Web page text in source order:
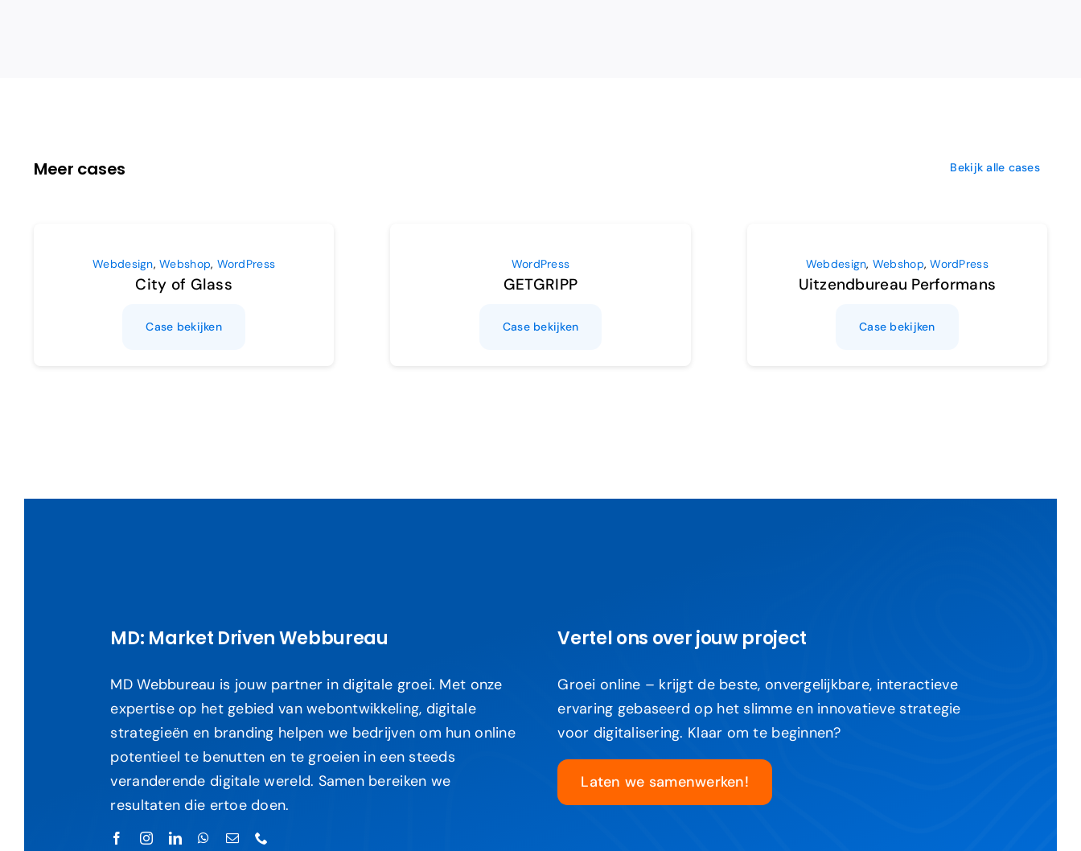
Meer cases Bekijk alle cases
Webdesign,Webshop, WordPress
City of Glass
Case bekijken
WordPress
GETGRIPP
Case bekijken
Webdesign, Webshop,WordPress
Uitzendbureau Performans
Case bekijken
MD: Market Driven Webbureau
MD Webbureau is jouw partner in digitale groei. Met onze
expertise op het gebied van webontwikkeling, digitale
strategieën en branding helpen we bedrijven om hun online
potentieel te benutten en te groeien in een steeds
veranderende digitale wereld. Samen bereiken we
resultaten die ertoe doen.
Vertel ons over jouw project
Groei online – krijgt de beste, onvergelijkbare, interactieve
ervaring gebaseerd op het slimme en innovatieve strategie
voor digitalisering. Klaar om te beginnen?
Laten we samenwerken!